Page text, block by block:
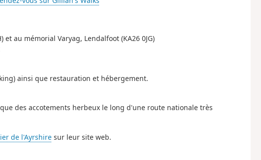
et au mémorial Varyag, Lendalfoot (KA26 0JG)
ainsi que restauration et hébergement.
des accotements herbeux le long d'une route nationale très
de l'Ayrshiresur leur site web.